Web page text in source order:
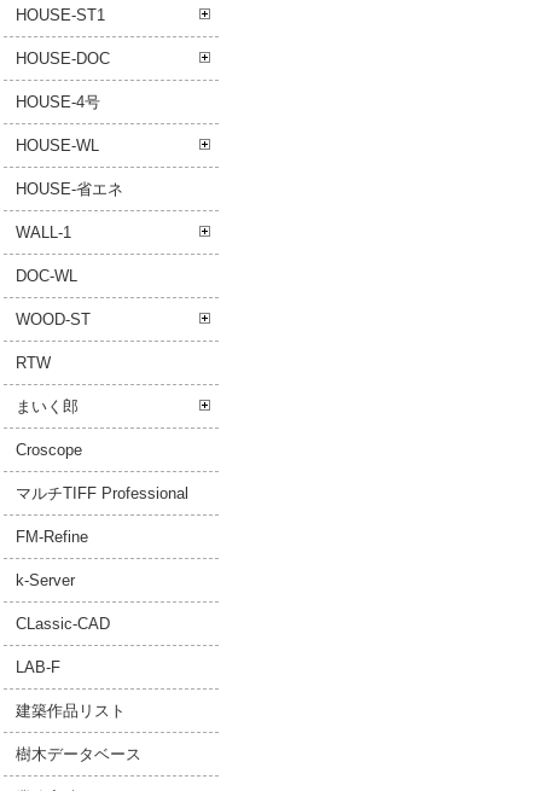
HOUSE-ST1
HOUSE-DOC
HOUSE-4号
HOUSE-WL
HOUSE-省エネ
WALL-1
DOC-WL
WOOD-ST
RTW
まいく郎
Croscope
マルチTIFF Professional
FM-Refine
k-Server
CLassic-CAD
LAB-F
建築作品リスト
樹木データベース